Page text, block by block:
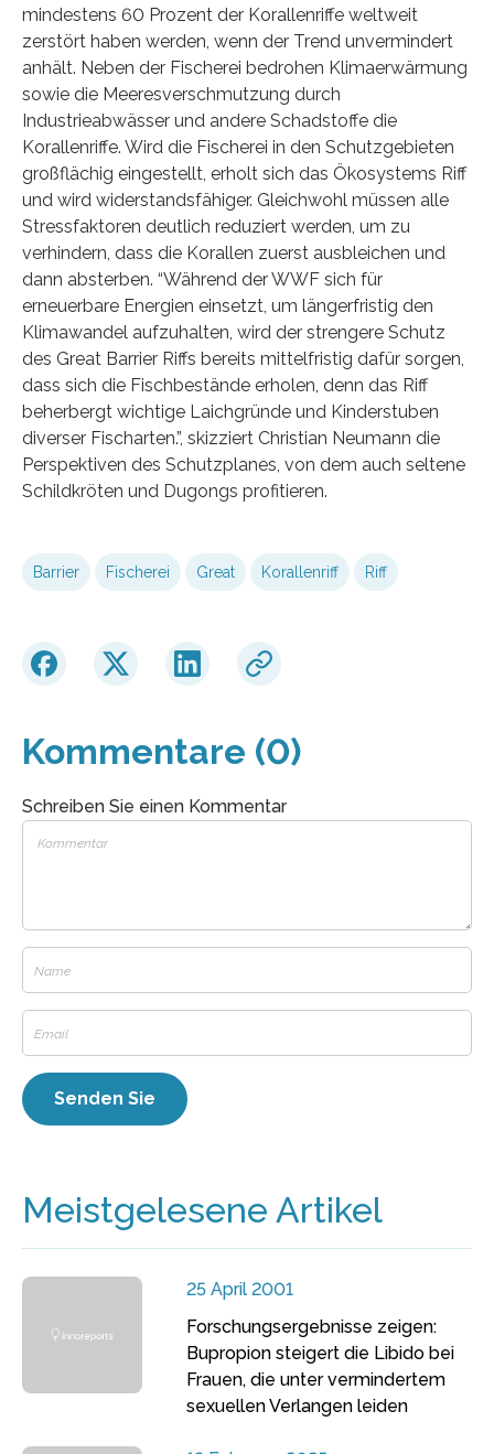
mindestens 60 Prozent der Korallenriffe weltweit
zerstört haben werden, wenn der Trend unvermindert
anhält. Neben der Fischerei bedrohen Klimaerwärmung
sowie die Meeresverschmutzung durch
Industrieabwässer und andere Schadstoffe die
Korallenriffe. Wird die Fischerei in den Schutzgebieten
großflächig eingestellt, erholt sich das Ökosystems Riff
und wird widerstandsfähiger. Gleichwohl müssen alle
Stressfaktoren deutlich reduziert werden, um zu
verhindern, dass die Korallen zuerst ausbleichen und
dann absterben. “Während der WWF sich für
erneuerbare Energien einsetzt, um längerfristig den
Klimawandel aufzuhalten, wird der strengere Schutz
des Great Barrier Riffs bereits mittelfristig dafür sorgen,
dass sich die Fischbestände erholen, denn das Riff
beherbergt wichtige Laichgründe und Kinderstuben
diverser Fischarten.”, skizziert Christian Neumann die
Perspektiven des Schutzplanes, von dem auch seltene
Schildkröten und Dugongs profitieren.
Barrier Fischerei Great Korallenriff Riff
Kommentare (0)
Schreiben Sie einen Kommentar
Meistgelesene Artikel
25 April 2001
Forschungsergebnisse zeigen:
Bupropion steigert die Libido bei
Frauen, die unter vermindertem
sexuellen Verlangen leiden